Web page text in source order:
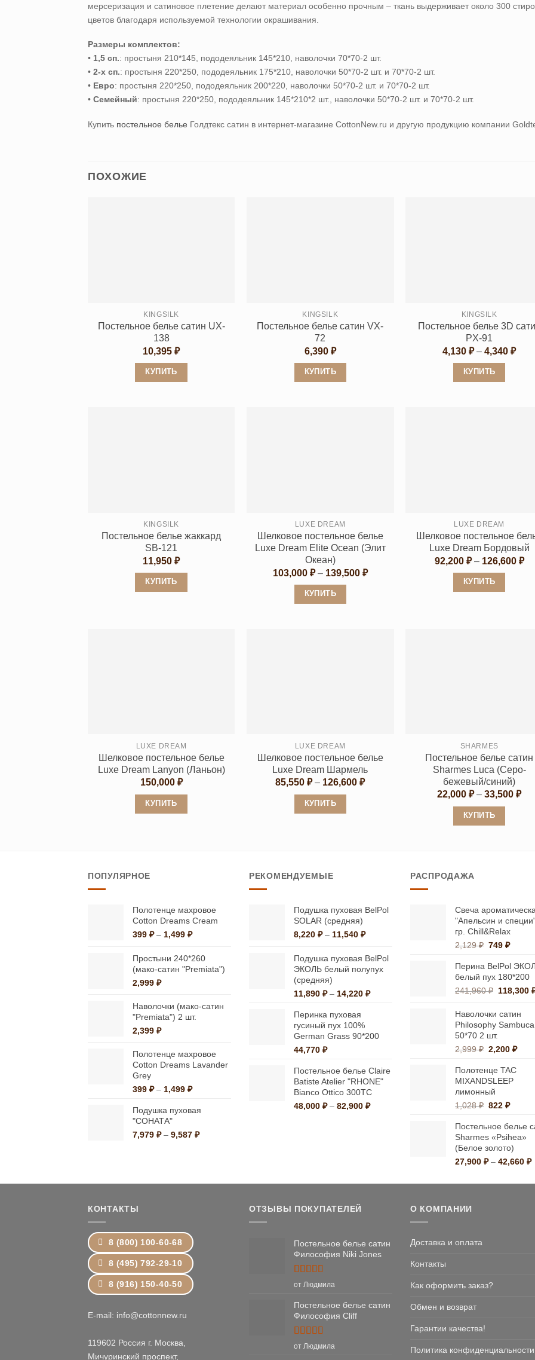
мерсеризация и сатиновое плетение делают материал особенно прочным – ткань выдерживает около 300
цветов благодаря используемой технологии окрашивания.
Размеры комплектов:
• 1,5 сп.: простыня 210*145, пододеяльник 145*210, наволочки 70*70-2 шт.
• 2-х сп.: простыня 220*250, пододеяльник 175*210, наволочки 50*70-2 шт. и 70*70-2 шт.
• Евро: простыня 220*250, пододеяльник 200*220, наволочки 50*70-2 шт. и 70*70-2 шт.
• Семейный: простыня 220*250, пододеяльник 145*210*2 шт., наволочки 50*70-2 шт. и 70*70-2 шт.
Купить постельное белье Голдтекс сатин в интернет-магазине CottonNew.ru и другую продукцию компании
ПОХОЖИЕ
KINGSILK
Постельное белье сатин UX-
138
10,395₽
КУПИТЬ
странице
товара.
KINGSILK
Постельное белье сатин VX-
72
6,390 ₽
КУПИТЬ
странице
товара.
KINGSILK
Постельное белье 3D
PX-91
4,130₽ – 4,340₽
КУПИТЬ
странице
товара.
KINGSILK
Постельное белье жаккард
SB-121
11,950₽
КУПИТЬ
товара.
LUXE DREAM
Шелковое постельное белье
Luxe Dream Elite Ocean (Элит
Океан)
103,000 ₽ – 139,500 ₽Диапазон
КУПИТЬ
странице
товара.
LUXE DREAM
Шелковое постельное
Luxe Dream Бордовый
92,200 ₽ – 126,600 ₽
КУПИТЬ
товара.
LUXE DREAM
Шелковое постельное белье
Luxe Dream Lanyon (Ланьон)
150,000 ₽
КУПИТЬ
можно
выбрать
на
странице
товара.
LUXE DREAM
Шелковое постельное белье
Luxe Dream Шармель
85,550₽ – 126,600₽Диапазон
КУПИТЬ
вариаций.
можно
выбрать
на
странице
товара.
SHARMES
Постельное белье сатин
Sharmes Luca (Cеро-
бежевый/синий)
22,000₽ – 33,500₽
КУПИТЬ
Опции
можно
выбрать
странице
товара.
ПОПУЛЯРНОЕ
Полотенце махровое
Cotton Dreams Cream
399 ₽ – 1,499 ₽Диапазон
399 ₽
–
Простыни 240*260
(мако-сатин "Premiata")
2,999 ₽
Наволочки (мако-сатин
"Premiata") 2 шт.
2,399 ₽
Полотенце махровое
Cotton Dreams Lavander
Grey
399 ₽ – 1,499 ₽Диапазон
399 ₽
1,499 ₽
Подушка пуховая
"СОНАТА"
7,979 ₽ – 9,587 ₽Диапазон
РЕКОМЕНДУЕМЫЕ
Подушка пуховая BelPol
SOLAR (средняя)
8,220 ₽ – 11,540 ₽Диапазон
8,220 ₽
–
Подушка пуховая BelPol
ЭКОЛЬ белый полупух
(средняя)
11,890 ₽ – 14,220 ₽Диапазон
14,220 ₽
Перинка пуховая
гусиный пух 100%
German Grass 90*200
44,770 ₽
Постельное белье Claire
Batiste Atelier "RHONE"
Bianco Ottico 300ТС
48,000 ₽ – 82,900 ₽Диапазон
РАСПРОДАЖА
Свеча
"Апельсин и
гр. Chill&Relax
2,129₽
составляла
2,129 ₽.
749₽
749 ₽.
Перина BelPol
белый пух 180*200
241,960₽
241,960
118,300
Наволочки сатин
Philosophy Sambuca
50*70 2 шт.
2,999₽
составляла
2,999 ₽.
2,200₽
Полотенце TAC
MIXANDSLEEP
лимонный
1,028₽
составляла
1,028 ₽.
822₽
822 ₽.
Постельное белье
Sharmes «Psihea»
(Белое золото)
27,900 ₽ – 42,660 ₽
КОНТАКТЫ
8 (800) 100-60-68
8 (495) 792-29-10
8 (916) 150-40-50
E-mail: info@cottonnew.ru
119602 Россия г. Москва,
Мичуринский проспект,
ОТЗЫВЫ ПОКУПАТЕЛЕЙ
Постельное белье сатин
Философия Niki Jones
Оценка5
от Людмила
Постельное белье сатин
Философия Cliff
Оценка5
от Людмила
О КОМПАНИИ
Доставка и оплата
Контакты
Как оформить заказ?
Обмен и возврат
Гарантии качества!
Политика конфиденциальности